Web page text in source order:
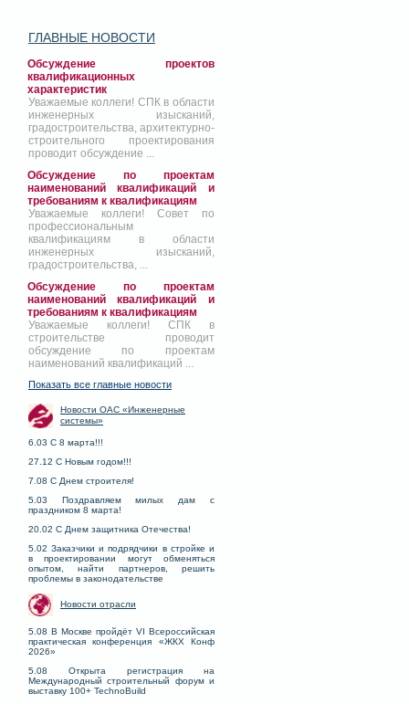
ГЛАВНЫЕ НОВОСТИ
Обсуждение проектов
квалификационных
характеристик
Уважаемые коллеги! СПК в области
инженерных изысканий,
градостроительства, архитектурно-
строительного проектирования
проводит обсуждение ...
Обсуждение по проектам
наименований квалификаций и
требованиям к квалификациям
Уважаемые коллеги! Совет по
профессиональным
квалификациям в области
инженерных изысканий,
градостроительства, ...
Обсуждение по проектам
наименований квалификаций и
требованиям к квалификациям
Уважаемые коллеги! СПК в
строительстве проводит
обсуждение по проектам
наименований квалификаций ...
Показать все главные новости
Новости ОАС «Инженерные
системы»
6.03 С 8 марта!!!
27.12 С Новым годом!!!
7.08 С Днем строителя!
5.03 Поздравляем милых дам с
праздником 8 марта!
20.02 С Днем защитника Отечества!
5.02 Заказчики и подрядчики в стройке и
в проектировании могут обменяться
опытом, найти партнеров, решить
проблемы в законодательстве
Новости отрасли
5.08 В Москве пройдёт VI Всероссийская
практическая конференция «ЖКХ Конф
2026»
5.08 Открыта регистрация на
Международный строительный форум и
выставку 100+ TechnoBuild